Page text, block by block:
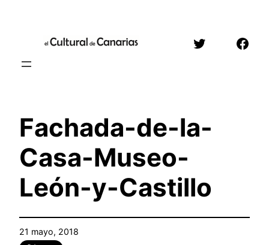
contenido
Twitter
Fachada-de-la-
Casa-Museo-
León-y-Castillo
21 mayo, 2018